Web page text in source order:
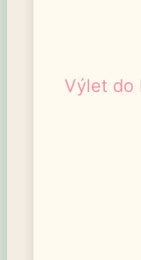
Výlet do